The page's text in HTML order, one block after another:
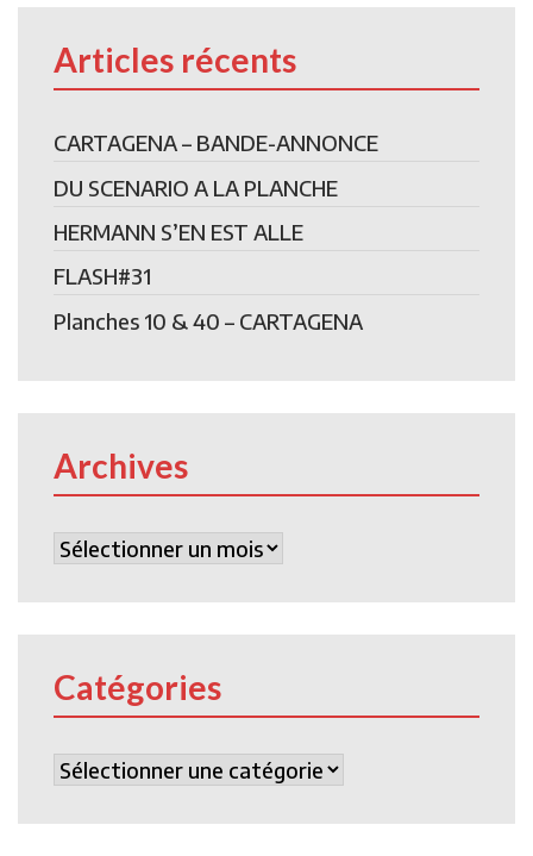
Articles récents
CARTAGENA – BANDE-ANNONCE
DU SCENARIO A LA PLANCHE
HERMANN S’EN EST ALLE
FLASH#31
Planches 10 & 40 – CARTAGENA
Archives
Archives
Catégories
Catégories